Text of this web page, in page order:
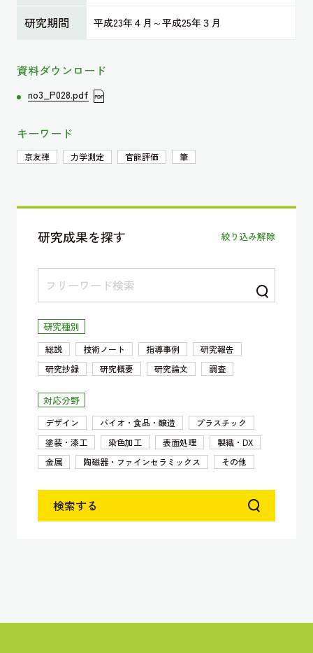
研究期間 平成23年４月～平成25年３月
資料ダウンロード
no3_P028.pdf
キーワード
京友禅 力学測定 官能評価 筆
研究成果を探す 絞り込み解除
研究種別
総説 技術ノート 指導事例
研究報告
研究抄録
研究概要 研究論文 調査
対応分野
デザイン バイオ・食品・醸造
プラスチック
塗装・漆工
染色加工 表面処理
製織・DX
金属
陶磁器・ファインセラミックス その他
検索する